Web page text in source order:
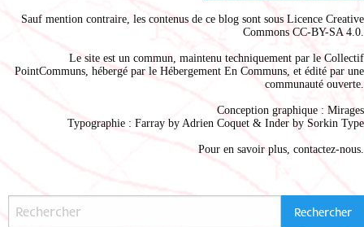
Sauf mention contraire, les contenus de ce blog sont sous Licence Creative
Commons CC-BY-SA 4.0.
Le site est un commun, maintenu techniquement par le Collectif
PointCommuns, hébergé par le Hébergement En Communs, et édité par une
communauté ouverte.
Conception graphique : Mirages
Typographie : Farray by Adrien Coquet & Inder by Sorkin Type
Pour en savoir plus, contactez-nous.